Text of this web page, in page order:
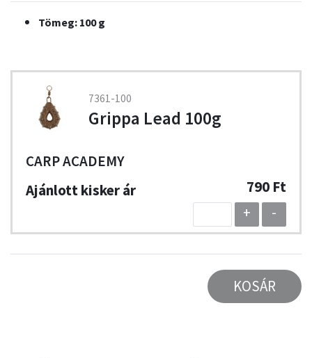
Tömeg: 100 g
7361-100
Grippa Lead 100g
CARP ACADEMY
790 Ft
+
-
KOSÁR